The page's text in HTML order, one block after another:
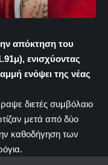
απόκτηση του
ενισχύοντας
ενόψει της νέας
διετές συμβόλαιο
μετά από δύο
καθοδήγηση των